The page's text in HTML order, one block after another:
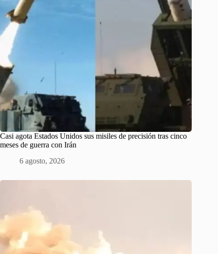
Casi agota Estados Unidos sus misiles de precisión tras cinco
meses de guerra con Irán
6 agosto, 2026